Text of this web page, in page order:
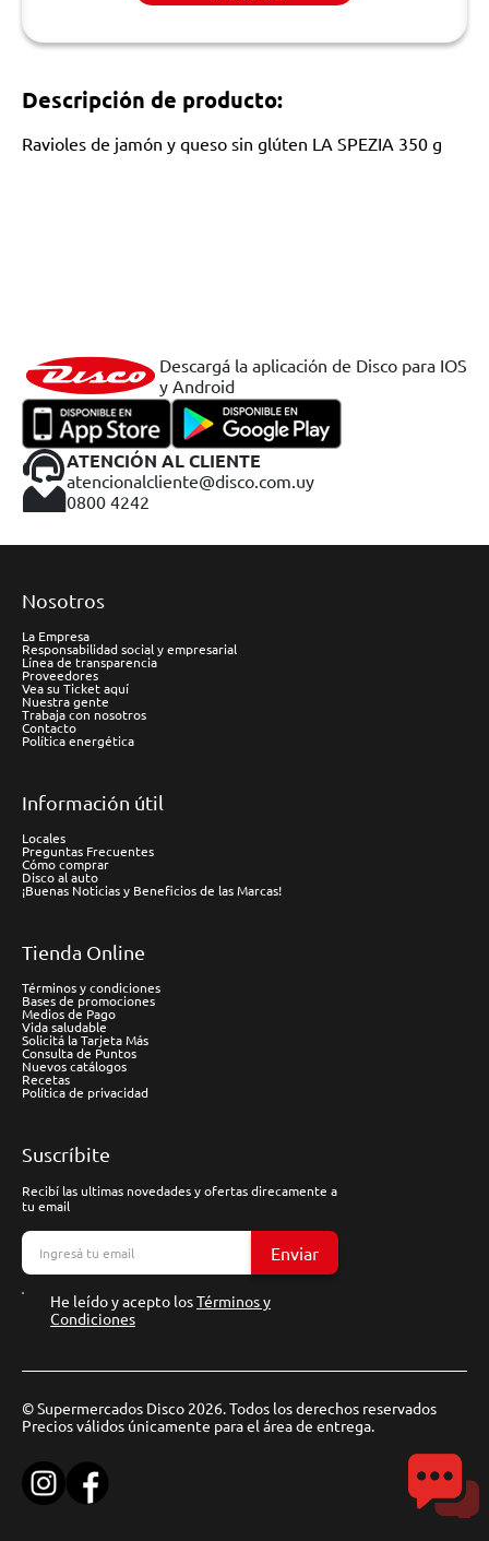
Descripción de producto:
Ravioles de jamón y queso sin glúten LA SPEZIA 350 g
Descargá la aplicación de Disco para IOS
y Android
ATENCIÓN AL CLIENTE
atencionalcliente@disco.com.uy
0800 4242
Nosotros
La Empresa
Responsabilidad social y empresarial
Línea de transparencia
Proveedores
Vea su Ticket aquí
Nuestra gente
Trabaja con nosotros
Contacto
Política energética
Información útil
Locales
Preguntas Frecuentes
Cómo comprar
Disco al auto
¡Buenas Noticias y Beneficios de las Marcas!
Tienda Online
Términos y condiciones
Bases de promociones
Medios de Pago
Vida saludable
Solicitá la Tarjeta Más
Consulta de Puntos
Nuevos catálogos
Recetas
Política de privacidad
Suscríbite
Recibí las ultimas novedades y ofertas direcamente a
tu email
Enviar
He leído y acepto losTérminos y
Condiciones
© Supermercados Disco 2026. Todos los derechos reservados
Precios válidos únicamente para el área de entrega.